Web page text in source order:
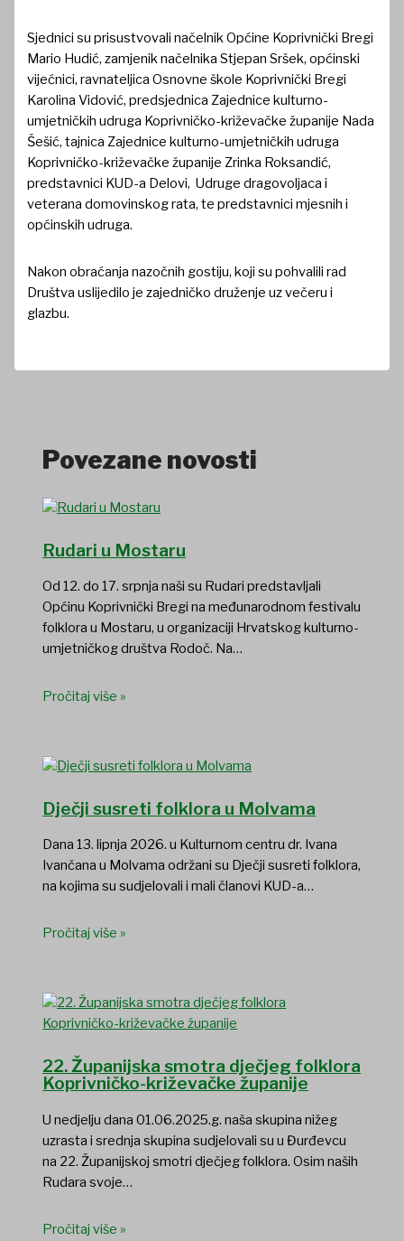
Sjednici su prisustvovali načelnik Općine Koprivnički Bregi
Mario Hudić, zamjenik načelnika Stjepan Sršek, općinski
vijećnici, ravnateljica Osnovne škole Koprivnički Bregi
Karolina Vidović, predsjednica Zajednice kulturno-
umjetničkih udruga Koprivničko-križevačke županije Nada
Šešić, tajnica Zajednice kulturno-umjetničkih udruga
Koprivničko-križevačke županije Zrinka Roksandić,
predstavnici KUD-a Delovi, Udruge dragovoljaca i
veterana domovinskog rata, te predstavnici mjesnih i
općinskih udruga.
Nakon obraćanja nazočnih gostiju, koji su pohvalili rad
Društva uslijedilo je zajedničko druženje uz večeru i
glazbu.
Povezane novosti
Rudari u Mostaru
Od 12. do 17. srpnja naši su Rudari predstavljali
Općinu Koprivnički Bregi na međunarodnom festivalu
folklora u Mostaru, u organizaciji Hrvatskog kulturno-
umjetničkog društva Rodoč. Na…
Pročitaj više »
Dječji susreti folklora u Molvama
Dana 13. lipnja 2026. u Kulturnom centru dr. Ivana
Ivančana u Molvama održani su Dječji susreti folklora,
na kojima su sudjelovali i mali članovi KUD-a…
Pročitaj više »
22. Županijska smotra dječjeg folklora
Koprivničko-križevačke županije
U nedjelju dana 01.06.2025.g. naša skupina nižeg
uzrasta i srednja skupina sudjelovali su u Đurđevcu
na 22. Županijskoj smotri dječjeg folklora. Osim naših
Rudara svoje…
Pročitaj više »